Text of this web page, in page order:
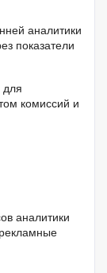
аналитики
показатели
для
комиссий и
аналитики